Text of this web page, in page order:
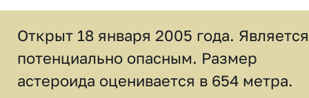
Открыт 18 января 2005 года. Является
потенциально опасным. Размер
астероида оценивается в 654 метра.